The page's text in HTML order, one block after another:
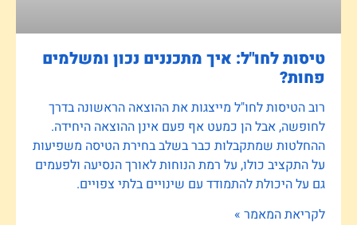
טיסות לחו"ל: איך מתכננים נכון ומשלמים
פחות?
רוב הטיסות לחו"ל מייצגות את ההוצאה הראשונה בדרך
לחופשה, אבל הן כמעט אף פעם אינן ההוצאה היחידה.
ההחלטות שמתקבלות כבר בשלב בחירת הטיסה משפיעות
על התקציב כולו, על רמת הנוחות לאורך הנסיעה ולפעמים
גם על היכולת להתמודד עם שינויים בלתי צפויים.
לקריאת המאמר »